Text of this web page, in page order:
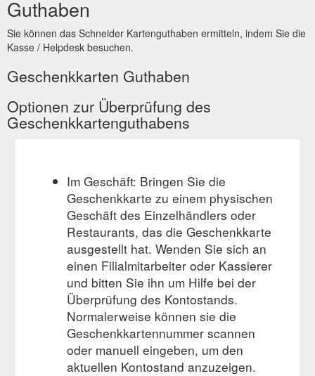
Themenwelten. Hersteller. Produktvorschläge. Newsletter
Über uns Kontakt ...
https://www.schneider.de/ch/sale/ostern/
Naturverbundene Geschenke - Schneider Österreich
10%
Gutschein für Ihre Anmeldung zum Newsletter. Alle Preise inkl.
MwSt. und zzgl. Versandkosten. Privat Business. Shoppen Sie
geschäftlich oder privat? Wählen Sie aus, ob Sie
Geschäftskunde oder Privatkunde sind, um Preise mit oder
ohne Mehrwertsteuer zu sehen. Suchen. Suchen . Ähnliche
Suchbegriffe. Kategorien . Themenwelten. Hersteller.
geschenke/
Werbeartikel | Neuheiten | Schneider Schweiz
10% Gutschein für
Ihre Anmeldung zum Newsletter. Alle Preise inkl. MwSt. und
zzgl. Versandkosten. Privat Business. Shoppen Sie
geschäftlich oder privat? Wählen Sie aus, ob Sie
Geschäftskunde oder Privatkunde sind, um Preise mit oder
ohne Mehrwertsteuer zu sehen. Suchen. Suchen . Ähnliche
Suchbegriffe. Kategorien . Themenwelten. Hersteller.
Produktvorschläge. Newsletter Über uns Kontakt ...
https://www.schneider.de/ch/neuheiten/werbeartikel/
WOODEN TOUCH | Inspirationswelten | Schneider Schweiz
Gutschein für Ihre Anmeldung zum Newsletter. Alle Preise inkl.
Guthaben
Sie können das Schneider Kartenguthaben ermitteln, indem Sie die
Kasse / Helpdesk besuchen.
Geschenkkarten Guthaben
Optionen zur Überprüfung des
Geschenkkartenguthabens
Im Geschäft: Bringen Sie die
Geschenkkarte zu einem physischen
Geschäft des Einzelhändlers oder
Restaurants, das die Geschenkkarte
ausgestellt hat. Wenden Sie sich an
einen Filialmitarbeiter oder Kassierer
und bitten Sie ihn um Hilfe bei der
Überprüfung des Kontostands.
Normalerweise können sie die
Geschenkkartennummer scannen
oder manuell eingeben, um den
aktuellen Kontostand anzuzeigen.